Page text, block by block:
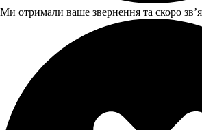
Ми отримали ваше звернення та скоро